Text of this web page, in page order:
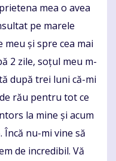
mea o avea
pe marele
și spre cea mai
2 zile, soțul meu m-
după trei luni că-mi
rău pentru tot ce
la mine și acum
nu-mi vine să
de incredibil. Vă